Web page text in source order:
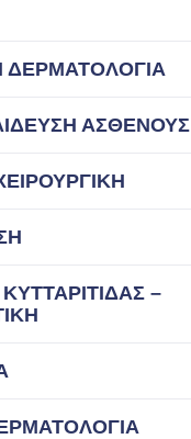
ΔΕΡΜΑΤΟΛΟΓΙΑ
ΑΣΘΕΝΟΥΣ
–